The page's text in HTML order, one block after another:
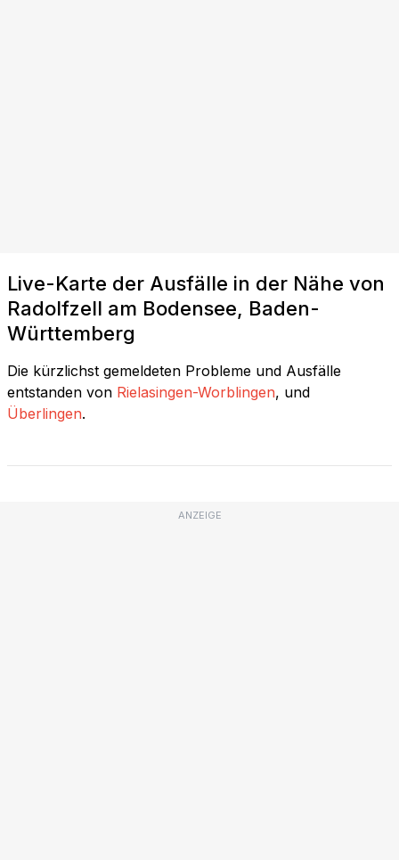
Live-Karte der Ausfälle in der Nähe von
Radolfzell am Bodensee, Baden-
Württemberg
Die kürzlichst gemeldeten Probleme und Ausfälle
entstanden von Rielasingen-Worblingen, und
Überlingen.
ANZEIGE